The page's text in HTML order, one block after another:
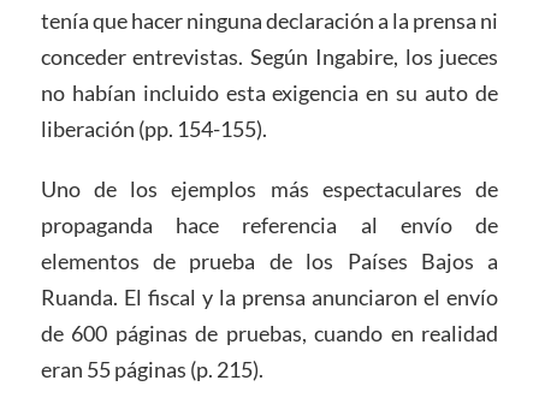
tenía que hacer ninguna declaración a la prensa ni
conceder entrevistas. Según Ingabire, los jueces
no habían incluido esta exigencia en su auto de
liberación (pp. 154-155).
Uno de los ejemplos más espectaculares de
propaganda hace referencia al envío de
elementos de prueba de los Países Bajos a
Ruanda. El fiscal y la prensa anunciaron el envío
de 600 páginas de pruebas, cuando en realidad
eran 55 páginas (p. 215).